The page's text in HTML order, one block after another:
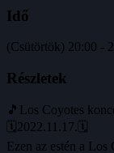
Idő
(Csütörtök) 20:00 -
Részletek
🎵Los Coyotes
🗓2022.11.17.🗓
Ezen az estén a